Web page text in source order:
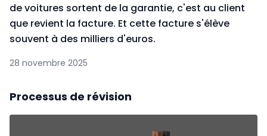
de voitures sortent de la garantie, c'est au client
que revient la facture. Et cette facture s'élève
souvent à des milliers d'euros.
28 novembre 2025
Processus de révision